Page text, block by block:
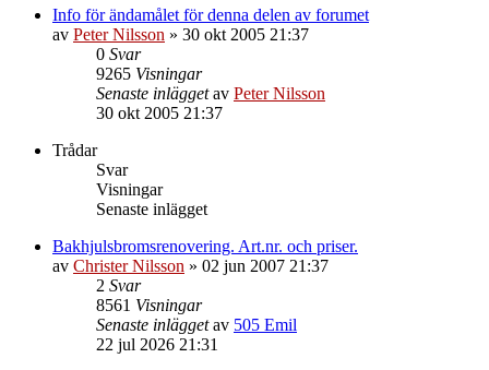
Info för ändamålet för denna delen av forumet
av Peter Nilsson » 30 okt 2005 21:37
0 Svar
9265 Visningar
Senaste inläggetav Peter Nilsson
30 okt 2005 21:37
Trådar
Svar
Visningar
Senaste inlägget
Bakhjulsbromsrenovering. Art.nr. och priser.
av Christer Nilsson » 02 jun 2007 21:37
2 Svar
8561 Visningar
Senaste inläggetav 505 Emil
22 jul 2026 21:31